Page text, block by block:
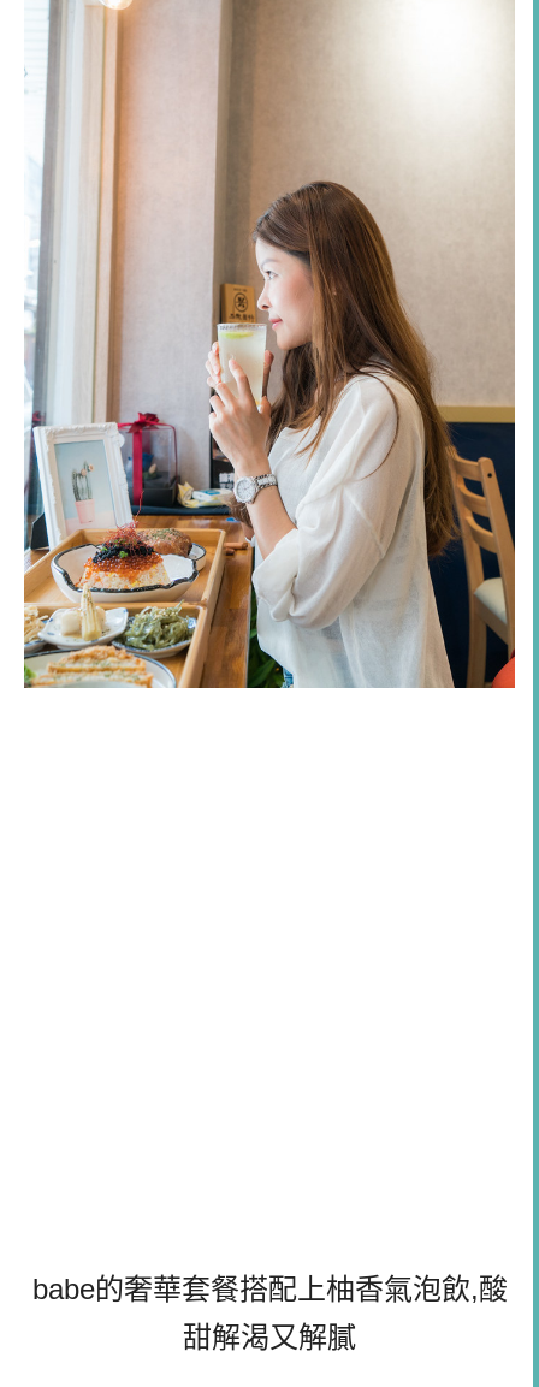
babe的奢華套餐搭配上柚香氣泡飲,酸
甜解渴又解膩